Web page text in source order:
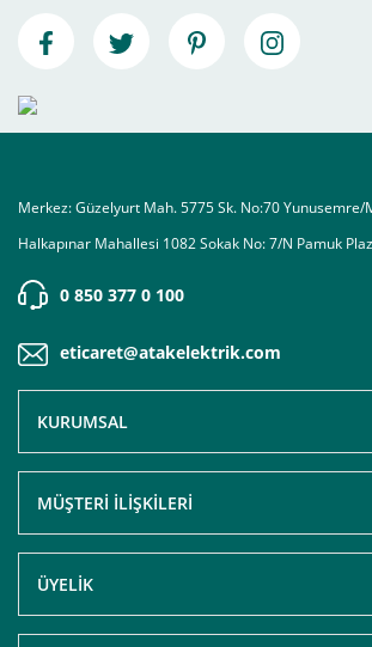
Merkez: Güzelyurt Mah. 5775 Sk. No:70 Yunusemre/
Halkapınar Mahallesi 1082 Sokak No: 7/N Pamuk
0 850 377 0 100
eticaret@atakelektrik.com
KURUMSAL
MÜŞTERİ İLİŞKİLERİ
ÜYELİK